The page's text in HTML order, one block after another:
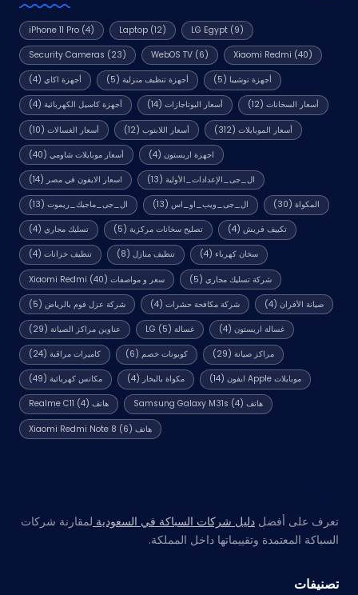
iPhone 11 Pro (4) Laptop(12) LG Egypt(9)
Security Cameras (23) WebOS TV(6) Xiaomi Redmi (40)
أجهزة اكاي(4) أجهزة تنظيف منزلية (5) أجهزة توشيبا (5)
أجهزة كاسيل الكهربائية(4) أسعار البوتاجازات (14) أسعار السخانات (12)
أسعار الغسالات(10) أسعار اللابتوب (12) أسعار الموبايلات (312)
أسعار موبايلات شاومي(40) اجهزة اريستون (4)
اسعار الايفون في مصر (14) ال_جى_الإعدادات_الأولية (13)
ال_جى_ماجيك_ريموت(13) ال_جى_ويب_او_اس (13) المكواة (30)
تسليك مجاري(4) تصليح سخانات مركزية (5) تكييف فريش (4)
تنظيف خزانات(4) تنظيف منازل (8) سخان كهرباء (4)
سعر و مواصفات Xiaomi Redmi (40) شركة تسليك مجاري (5)
شركة عزل فوم بالرياض(5) شركة مكافحة حشرات (4) صيانة الأفران (4)
عناوين مراكز الصيانة(29) غسالة LG (5) غسالة اريستون (4)
كاميرات مراقبة(24) كوبونات خصم (6) مراكز صيانة (29)
مكانس كهربائية(49) مكواة بالبخار (4) موبايلات Apple ايفون (14)
هاتف Realme C11 (4) هاتف Samsung Galaxy M31s (4)
هاتف Xiaomi Redmi Note 8 (6)
تعرف على أفضل دليل شركات السباكة في السعودية لمقارنة شركات
السباكة المعتمدة وتقييماتها داخل المملكة.
تصنيفات